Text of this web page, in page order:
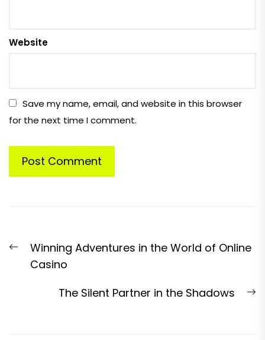
Website
Save my name, email, and website in this browser
for the next time I comment.
navigation
Previous
post:
Winning Adventures in the World of Online
Casino
The Silent Partner in the Shadows